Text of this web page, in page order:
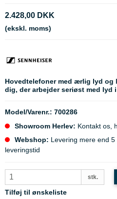
2.428,00 DKK
(ekskl. moms)
Hovedtelefoner med ærlig lyd
dig, der arbejder seriøst med lyd
Model/Varenr.: 700286
Showroom Herlev: Kontakt os,
Webshop: Levering mere end
leveringstid
stk.
Tilføj til ønskeliste